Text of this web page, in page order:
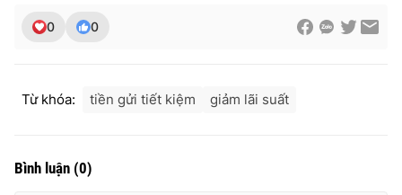
0 0
Từ khóa: tiền gửi tiết kiệm giảm lãi suất
Bình luận (0)